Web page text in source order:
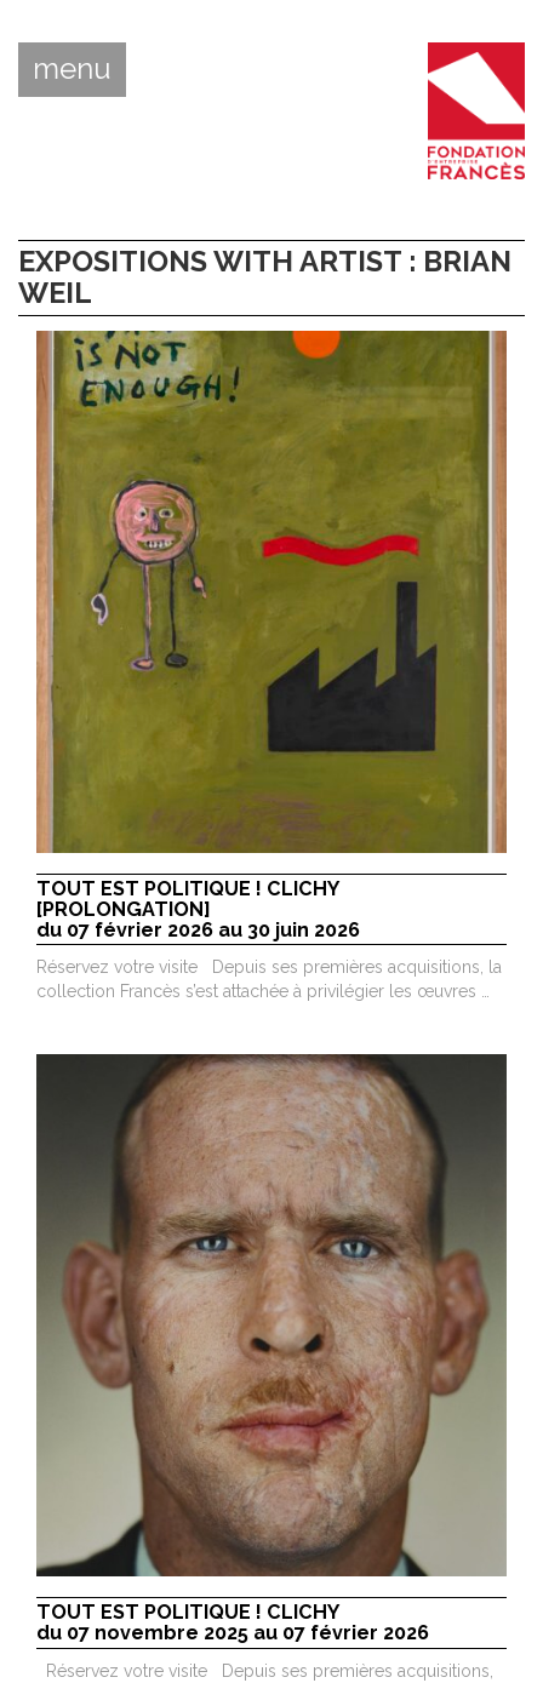
menu
EXPOSITIONS WITH ARTIST : BRIAN
WEIL
TOUT EST POLITIQUE ! CLICHY
[PROLONGATION]
du 07 février 2026 au 30 juin 2026
Réservez votre visite Depuis ses premières acquisitions, la
collection Francès s’est attachée à privilégier les œuvres …
TOUT EST POLITIQUE ! CLICHY
du 07 novembre 2025 au 07 février 2026
Réservez votre visite Depuis ses premières acquisitions,